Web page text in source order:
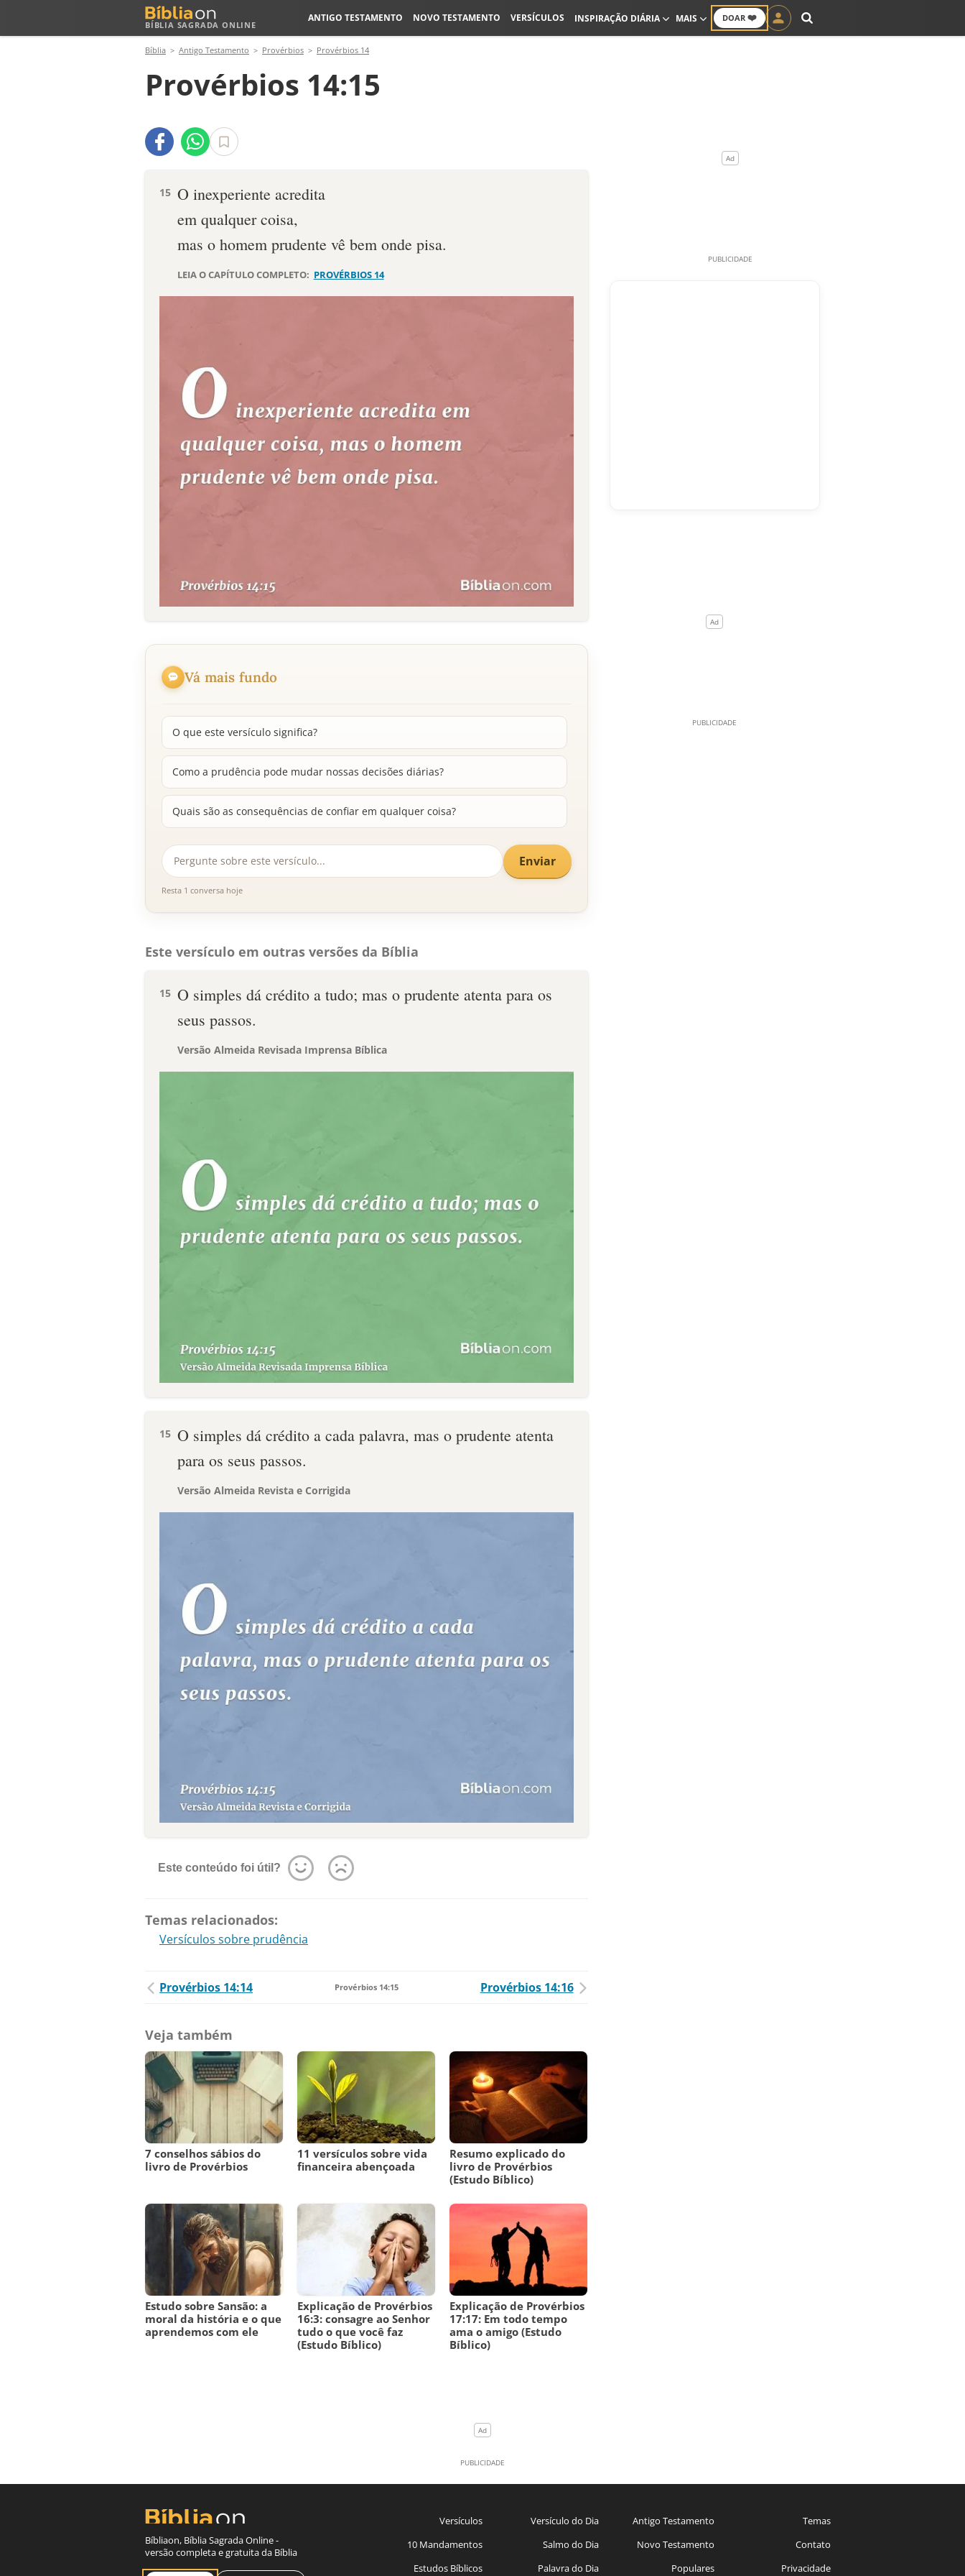
BÍBLIA SAGRADA ONLINE
DOAR ❤️
ANTIGO TESTAMENTO NOVO TESTAMENTO VERSÍCULOS INSPIRAÇÃO DIÁRIA MAIS
Bíblia Antigo Testamento Provérbios Provérbios 14
Provérbios 14:15
15 O inexperiente acredita
em qualquer coisa,
mas o homem prudente vê bem onde pisa.
LEIA O CAPÍTULO COMPLETO: PROVÉRBIOS 14
Vá mais fundo
O que este versículo significa?
Como a prudência pode mudar nossas decisões diárias?
Quais são as consequências de confiar em qualquer coisa?
Enviar
Resta 1 conversa hoje
Este versículo em outras versões da Bíblia
15 O simples dá crédito a tudo; mas o prudente atenta para os
seus passos.
Versão Almeida Revisada Imprensa Bíblica
15 O simples dá crédito a cada palavra, mas o prudente atenta
para os seus passos.
Versão Almeida Revista e Corrigida
Este conteúdo foi útil?
Temas relacionados:
Versículos sobre prudência
Provérbios 14:14 Provérbios 14:15 Provérbios 14:16
Veja também
7 conselhos sábios do
livro de Provérbios
11 versículos sobre vida
financeira abençoada
Resumo explicado do
livro de Provérbios
(Estudo Bíblico)
Estudo sobre Sansão: a
moral da história e o que
aprendemos com ele
Explicação de Provérbios
16:3: consagre ao Senhor
tudo o que você faz
(Estudo Bíblico)
Explicação de Provérbios
17:17: Em todo tempo
ama o amigo (Estudo
Bíblico)
Bíbliaon, Bíblia Sagrada Online -
versão completa e gratuita da Bíblia
Versículos
10 Mandamentos
Estudos Bíblicos
Versículo do Dia
Salmo do Dia
Palavra do Dia
Antigo Testamento
Novo Testamento
Populares
Temas
Contato
Privacidade